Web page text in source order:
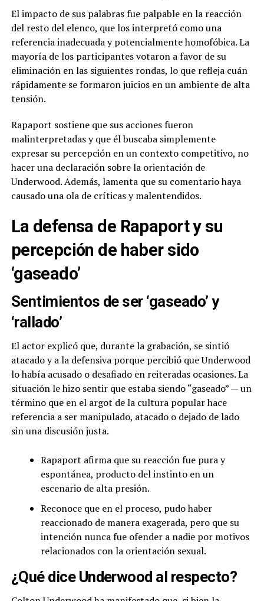
El impacto de sus palabras fue palpable en la reacción
del resto del elenco, que los interpretó como una
referencia inadecuada y potencialmente homofóbica. La
mayoría de los participantes votaron a favor de su
eliminación en las siguientes rondas, lo que refleja cuán
rápidamente se formaron juicios en un ambiente de alta
tensión.
Rapaport sostiene que sus acciones fueron
malinterpretadas y que él buscaba simplemente
expresar su percepción en un contexto competitivo, no
hacer una declaración sobre la orientación de
Underwood. Además, lamenta que su comentario haya
causado una ola de críticas y malentendidos.
La defensa de Rapaport y su
percepción de haber sido
‘gaseado’
Sentimientos de ser ‘gaseado’ y
‘rallado’
El actor explicó que, durante la grabación, se sintió
atacado y a la defensiva porque percibió que Underwood
lo había acusado o desafiado en reiteradas ocasiones. La
situación le hizo sentir que estaba siendo “gaseado” — un
término que en el argot de la cultura popular hace
referencia a ser manipulado, atacado o dejado de lado
sin una discusión justa.
Rapaport afirma que su reacción fue pura y
espontánea, producto del instinto en un
escenario de alta presión.
Reconoce que en el proceso, pudo haber
reaccionado de manera exagerada, pero que su
intención nunca fue ofender a nadie por motivos
relacionados con la orientación sexual.
¿Qué dice Underwood al respecto?